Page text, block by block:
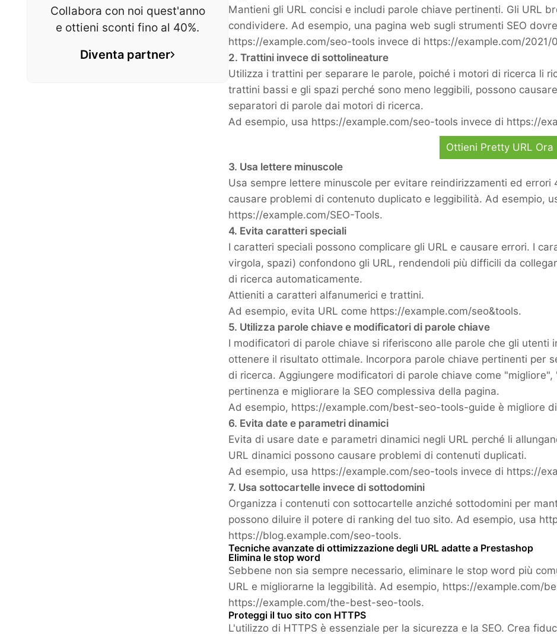
Collabora con noi quest'anno
e ottieni sconti fino al 40%.
Diventa partner
Mantieni gli URL concisi e includi parole chiave pertinenti. Gli URL
condividere. Ad esempio, una pagina web sugli strumenti SEO
https://example.com/seo-tools invece di https://example.com/
2. Trattini invece di sottolineature
Utilizza i trattini per separare le parole, poiché i motori di ricerca li
trattini bassi e gli spazi perché sono meno leggibili, possono
separatori di parole dai motori di ricerca.
Ad esempio, usa https://example.com/seo-tools invece di https://
Ottieni Pretty URL Ora
3. Usa lettere minuscole
Usa sempre lettere minuscole per evitare reindirizzamenti ed errori
causare problemi di contenuto duplicato e leggibilità. Ad esempio,
https://example.com/SEO-Tools.
4. Evita caratteri speciali
I caratteri speciali possono complicare gli URL e causare errori. I
virgola, spazi) confondono gli URL, rendendoli più difficili da
di ricerca automaticamente.
Attieniti a caratteri alfanumerici e trattini.
Ad esempio, evita URL come https://example.com/seo&tools.
5. Utilizza parole chiave e modificatori di parole chiave
I modificatori di parole chiave si riferiscono alle parole che gli utenti
ottenere il risultato ottimale. Incorpora parole chiave pertinenti per
di ricerca. Aggiungere modificatori di parole chiave come
pertinenza e migliorare la SEO complessiva della pagina.
Ad esempio, https://example.com/best-seo-tools-guide è migliore
6. Evita date e parametri dinamici
Evita di usare date e parametri dinamici negli URL perché li
URL dinamici possono causare problemi di contenuti duplicati.
Ad esempio, usa https://example.com/seo-tools invece di https://
7. Usa sottocartelle invece di sottodomini
Organizza i contenuti con sottocartelle anziché sottodomini per
possono diluire il potere di ranking del tuo sito. Ad esempio, usa
https://blog.example.com/seo-tools.
Tecniche avanzate di ottimizzazione degli URL adatte a Prestashop
Elimina le stop word
Sebbene non sia sempre necessario, eliminare le stop word più
URL e migliorarne la leggibilità. Ad esempio, https://example.com/
https://example.com/the-best-seo-tools.
Proteggi il tuo sito con HTTPS
L'utilizzo di HTTPS è essenziale per la sicurezza e la SEO. Crea